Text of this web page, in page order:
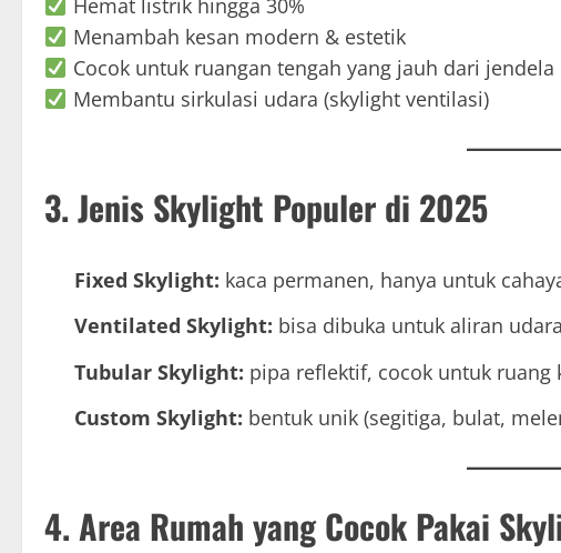
Hemat listrik hingga 30%
Menambah kesan modern & estetik
Cocok untuk ruangan tengah yang jauh dari jendela
Membantu sirkulasi udara (skylight ventilasi)
3. Jenis Skylight Populer di 2025
Fixed Skylight: kaca permanen, hanya untuk
Ventilated Skylight: bisa dibuka untuk aliran udara
Tubular Skylight: pipa reflektif, cocok untuk ruang
Custom Skylight: bentuk unik (segitiga, bulat,
4. Area Rumah yang Cocok Pakai